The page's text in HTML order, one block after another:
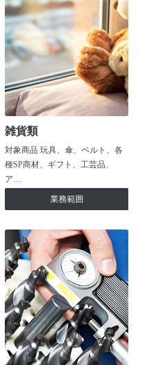
雑貨類
対象商品 玩具、傘、ベルト、各
種SP商材、ギフト、工芸品、
ア…
業務範囲